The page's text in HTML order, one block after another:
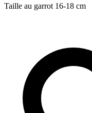
Taille au garrot 16-18 cm